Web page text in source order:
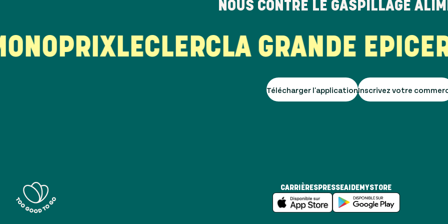
NOUS CONTRE LE GASPILLAGE
LECLERC LA GRANDE EPICERIE
Télécharger l'applicationInscrivez votre
CARRIÈRES PRESSEAIDE MYSTORE